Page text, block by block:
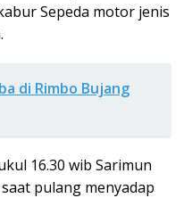
Sepeda motor jenis
di Rimbo Bujang
16.30 wib Sarimun
pulang menyadap